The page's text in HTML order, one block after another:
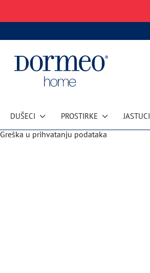
DUŠECI PROSTIRKE JASTUCI
Greška u prihvatanju podataka